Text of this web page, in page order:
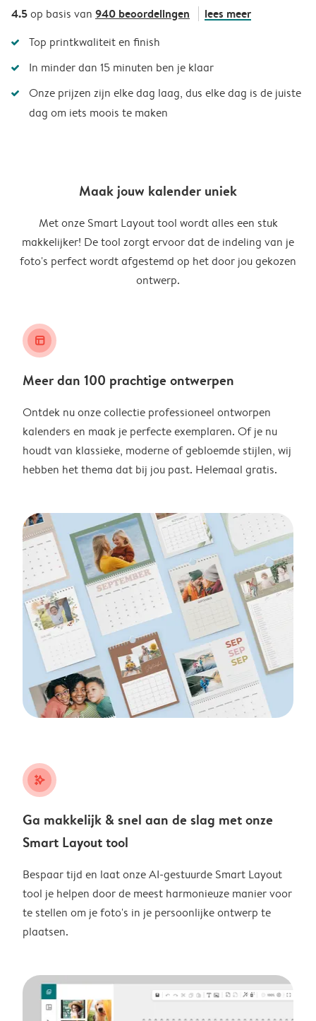
4.5op basis van 940 beoordelingen lees meer
Top printkwaliteit en finish
In minder dan 15 minuten ben je klaar
Onze prijzen zijn elke dag laag, dus elke dag is de juiste
dag om iets moois te maken
Maak jouw kalender uniek
Met onze Smart Layout tool wordt alles een stuk
makkelijker! De tool zorgt ervoor dat de indeling van je
foto's perfect wordt afgestemd op het door jou gekozen
ontwerp.
layout_alt
Meer dan 100 prachtige ontwerpen
Ontdek nu onze collectie professioneel ontworpen
kalenders en maak je perfecte exemplaren. Of je nu
houdt van klassieke, moderne of gebloemde stijlen, wij
hebben het thema dat bij jou past. Helemaal gratis.
stars_plus
Ga makkelijk & snel aan de slag met onze
Smart Layout tool
Bespaar tijd en laat onze AI-gestuurde Smart Layout
tool je helpen door de meest harmonieuze manier voor
te stellen om je foto's in je persoonlijke ontwerp te
plaatsen.